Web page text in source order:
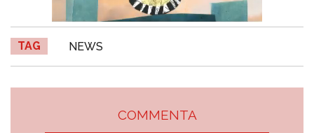
TAG NEWS
COMMENTA